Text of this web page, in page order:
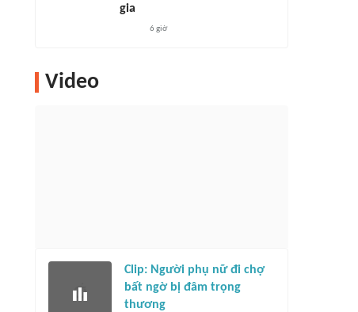
gia
6 giờ
Video
Clip: Người phụ nữ đi chợ
bất ngờ bị đâm trọng
thương